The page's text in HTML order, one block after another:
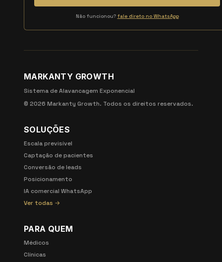
Não funcionou? fale direto no WhatsApp
MARKANTY GROWTH
Sistema de Alavancagem Exponencial
© 2026 Markanty Growth. Todos os direitos reservados.
SOLUÇÕES
Escala previsível
Captação de pacientes
Conversão de leads
Posicionamento
IA comercial WhatsApp
Ver todas →
PARA QUEM
Médicos
Clínicas